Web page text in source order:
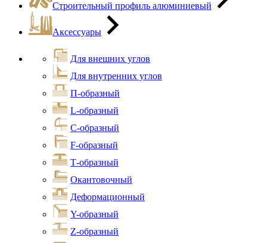
Строительный профиль алюминиевый
Аксессуары
Для внешних углов
Для внутренних углов
П-образный
L-образный
С-образный
F-образный
Т-образный
Окантовочный
Деформационный
Y-образный
Z-образный